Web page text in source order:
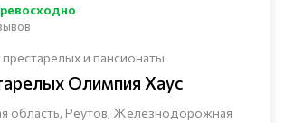
и пансионаты
Олимпия Хаус
область, Реутов, Железнодорожная